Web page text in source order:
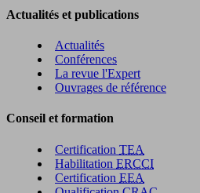
Actualités et publications
Actualités
Conférences
La revue l'Expert
Ouvrages de référence
Conseil et formation
Certification TEA
Habilitation ERCCI
Certification EEA